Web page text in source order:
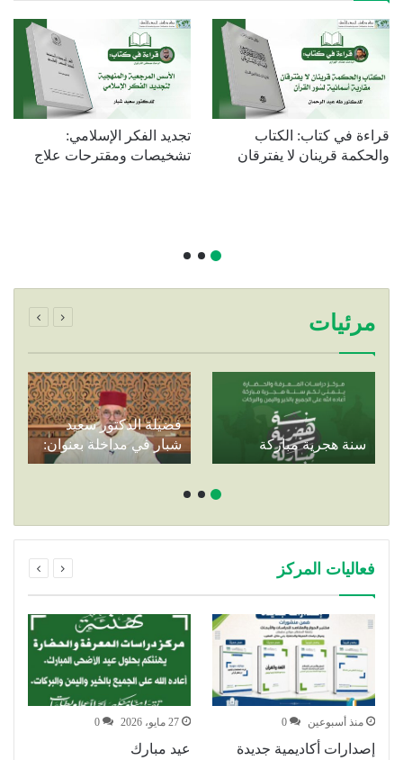
قراءة في كتاب: الكتاب
والحكمة قرينان لا يفترقان
تجديد الفكر الإسلامي:
تشخيصات ومقترحات علاج
مرئيات
سنة هجرية مباركة
فضيلة الدكتور سعيد
شبار في مداخلة بعنوان:
أمانة التبليغ
فعاليات المركز
منذ أسبوعين 0
إصدارات أكاديمية جديدة
27 مايو، 2026 0
عيد مبارك